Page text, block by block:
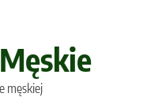
męskiej